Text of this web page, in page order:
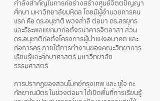
กำลังสำคัญในการก่อร่างสร้างศูนย์จิตตปัญญา
ศึกษา มหาวิทยาลัยมหิดล โดยมีผู้อำนวยการคน
แรก คือ ดร.อนุชาติ พวงสำลี ต่อมา ดร.สรยุทธ
และธีระพลแยกมาก่อตั้งธนาคารจิตอาสา ส่วน
ดร.อนุชาติก่อตั้งโครงการผู้นำแห่งอนาคต และ
ก่อการครู ภายใต้การทำงานของคณะวิทยาการ
เรียนรู้และศึกษาศาสตร์ มหาวิทยาลัย
ธรรมศาสตร์
การปรากฏของสวนโมกข์กรุงเทพ และ ชูใจ กะ
กัลยาณมิตร ในช่วงต่อมา ได้เปิดพื้นที่การเรียนรู้